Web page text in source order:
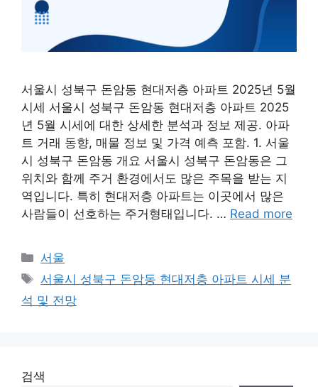
서울시 성북구 돈암동 현대저층 아파트 2025년 5월
시세 서울시 성북구 돈암동 현대저층 아파트 2025
년 5월 시세에 대한 상세한 분석과 정보 제공. 아파
트 거래 동향, 매물 정보 및 가격 예측 포함. 1. 서울
시 성북구 돈암동 개요 서울시 성북구 돈암동은 그
위치와 함께 주거 환경에서도 많은 주목을 받는 지
역입니다. 특히 현대저층 아파트는 이곳에서 많은
사람들이 선호하는 주거형태입니다. … Read more
Categories
서울
Tags
서울시 성북구 돈암동 현대저층 아파트 시세 분
석 및 전망
검색